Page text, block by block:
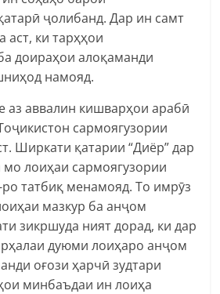
ҷолибанд. Дар ин самт
аст, ки тарҳҳои
доираҳои алоқаманди
намояд.
аз аввалин кишварҳои арабӣ
сармоягузории
Ширкати қатарии “Диёр” дар
мо лоиҳаи сармоягузории
татбиқ менамояд. То имрӯз
мазкур ба анҷом
зикршуда ният дорад, ки дар
дуюми лоиҳаро анҷом
оғози ҳарчӣ зудтари
минбаъдаи ин лоиҳа